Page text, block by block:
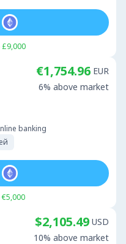
£9,000
banking
€1,754.96 EUR
6% above market
$2,105.49 USD
10% above market